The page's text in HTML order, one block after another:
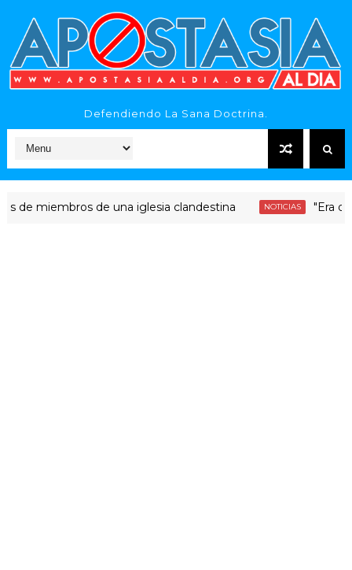
Defendiendo La Sana Doctrina.
de una iglesia clandestina NOTICIAS "Era dinero